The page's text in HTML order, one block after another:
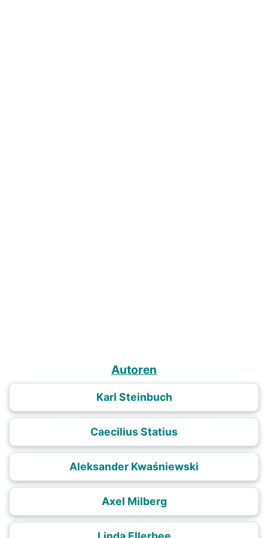
Autoren
Karl Steinbuch
Caecilius Statius
Aleksander Kwaśniewski
Axel Milberg